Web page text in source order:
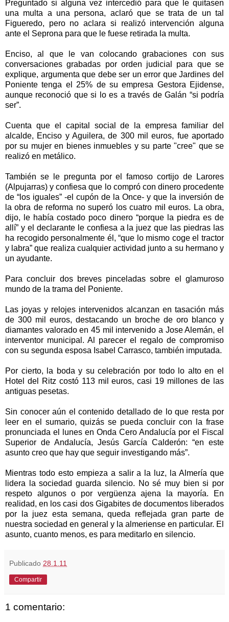
Preguntado si alguna vez intercedió para que le quitasen
una multa a una persona, aclaró que se trata de un tal
Figueredo, pero no aclara si realizó intervención alguna
ante el Seprona para que le fuese retirada la multa.
Enciso, al que le van colocando grabaciones con sus
conversaciones grabadas por orden judicial para que se
explique, argumenta que debe ser un error que Jardines del
Poniente tenga el 25% de su empresa Gestora Ejidense,
aunque reconoció que si lo es a través de Galán “si podría
ser”.
Cuenta que el capital social de la empresa familiar del
alcalde, Enciso y Aguilera, de 300 mil euros, fue aportado
por su mujer en bienes inmuebles y su parte "cree" que se
realizó en metálico.
También se le pregunta por el famoso cortijo de Larores
(Alpujarras) y confiesa que lo compró con dinero procedente
de “los iguales” -el cupón de la Once- y que la inversión de
la obra de reforma no superó los cuatro mil euros. La obra,
dijo, le había costado poco dinero “porque la piedra es de
allí” y el declarante le confiesa a la juez que las piedras las
ha recogido personalmente él, “que lo mismo coge el tractor
y labra” que realiza cualquier actividad junto a su hermano y
un ayudante.
Para concluir dos breves pinceladas sobre el glamuroso
mundo de la trama del Poniente.
Las joyas y relojes intervenidos alcanzan en tasación más
de 300 mil euros, destacando un broche de oro blanco y
diamantes valorado en 45 mil intervenido a Jose Alemán, el
interventor municipal. Al parecer el regalo de compromiso
con su segunda esposa Isabel Carrasco, también imputada.
Por cierto, la boda y su celebración por todo lo alto en el
Hotel del Ritz costó 113 mil euros, casi 19 millones de las
antiguas pesetas.
Sin conocer aún el contenido detallado de lo que resta por
leer en el sumario, quizás se pueda concluir con la frase
pronunciada el lunes en Onda Cero Andalucía por el Fiscal
Superior de Andalucía, Jesús García Calderón: “en este
asunto creo que hay que seguir investigando más”.
Mientras todo esto empieza a salir a la luz, la Almería que
lidera la sociedad guarda silencio. No sé muy bien si por
respeto algunos o por vergüenza ajena la mayoría. En
realidad, en los casi dos Gigabites de documentos liberados
por la juez esta semana, queda reflejada gran parte de
nuestra sociedad en general y la almeriense en particular. El
asunto, cuanto menos, es para meditarlo en silencio.
Publicado 28.1.11
Compartir
1 comentario: